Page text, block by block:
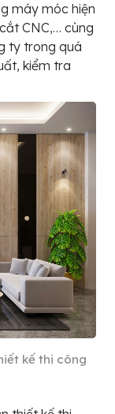
máy móc hiện
CNC,… cùng
ty trong quá
kiểm tra
kế thi công